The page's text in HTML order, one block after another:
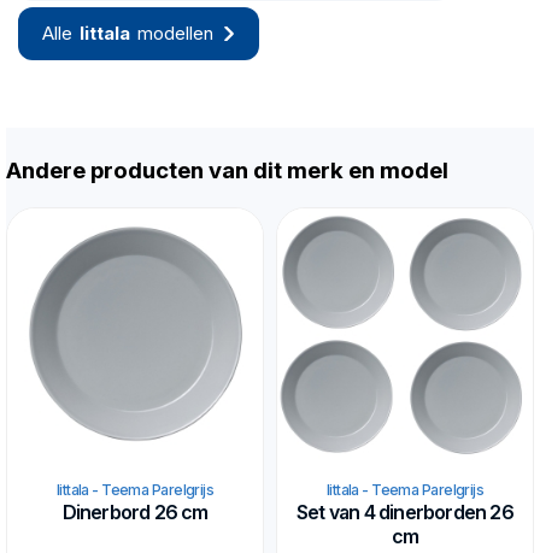
Alle Iittala modellen
Andere producten van dit merk en model
Iittala - Teema Parelgrijs
Dinerbord 26 cm
Iittala - Teema Parelgrijs
Set van 4 dinerborden 26
cm